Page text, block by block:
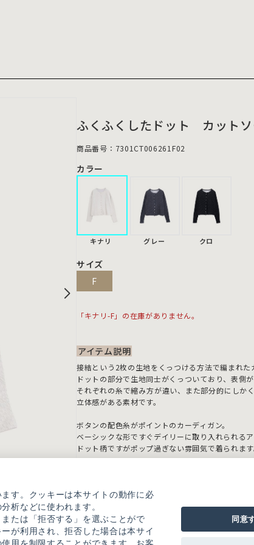
ふくふくしたドット カットソ
商品番号：7301CT006261F02
カラー
キナリ グレー クロ
サイズ
F
「キナリ-F」の在庫がありません。
アイテム説明
接結という2枚の生地をくっつける方法で編まれた
ドットの部分で生地同士がくっついており、表
それぞれの糸で縮み方が違い、また部分的にしか
立体感がある素材です。
ボタンの配色糸がポイントのカーディガン。
ベーシックな形ですぐデイリーに取り入れられるア
ドット柄ですがポップ過ぎない雰囲気で着られます
【素材の特性、お取り扱いの注意】
・この製品は生地洗いをしています。一枚ずつし
表情感をお楽しみください。
・ひっかかり、糸切れが起こり易いので、着用、
・この製品を洗濯する際には多少縮む場合があり
す。クッキーは本サイトの動作に必
析などに使われます。
たは「拒否する」を選ぶことがで
が利用され、拒否した場合は本サイ
同意